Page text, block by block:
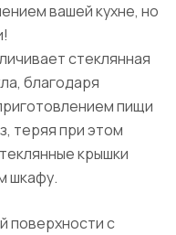
вашей кухне, но
стеклянная
благодаря
пищи
теряя при этом
крышки
шкафу.
поверхности с